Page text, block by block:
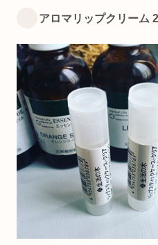
アロマリップクリーム